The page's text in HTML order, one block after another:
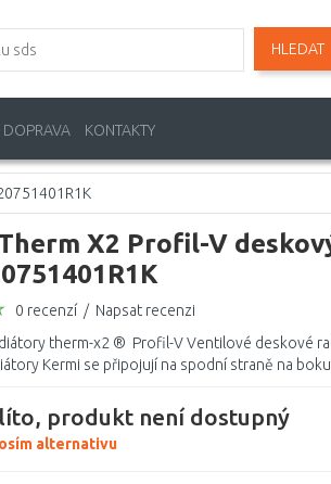
HLEDAT
DOPRAVA KONTAKTY
X2 Profil-V
0 recenzí / Napsat recenzi
therm-x2 ® Profil-V Ventilové deskové
Kermi se připojují na spodní straně na
produkt není dostupný
alternativu